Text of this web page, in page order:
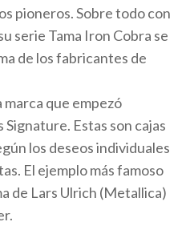
pioneros. Sobre todo con
serie Tama Iron Cobra se
de los fabricantes de
marca que empezó
Estas son cajas
los deseos individuales
El ejemplo más famoso
de Lars Ulrich (Metallica)